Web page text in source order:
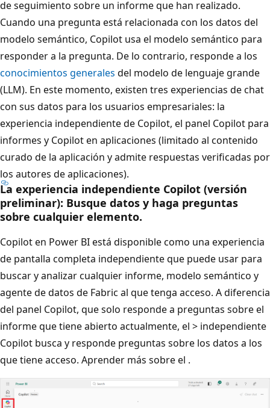
de seguimiento sobre un informe que han realizado.
Cuando una pregunta está relacionada con los datos del
modelo semántico, Copilot usa el modelo semántico para
responder a la pregunta. De lo contrario, responde a los
conocimientos generales del modelo de lenguaje grande
(LLM). En este momento, existen tres experiencias de chat
con sus datos para los usuarios empresariales: la
experiencia independiente de Copilot, el panel Copilot para
informes y Copilot en aplicaciones (limitado al contenido
curado de la aplicación y admite respuestas verificadas por
los autores de aplicaciones).
La experiencia independiente Copilot (versión
preliminar): Busque datos y haga preguntas
sobre cualquier elemento.
Copilot en Power BI está disponible como una experiencia
de pantalla completa independiente que puede usar para
buscar y analizar cualquier informe, modelo semántico y
agente de datos de Fabric al que tenga acceso. A diferencia
del panel Copilot, que solo responde a preguntas sobre el
informe que tiene abierto actualmente, el > independiente
Copilot busca y responde preguntas sobre los datos a los
que tiene acceso. Aprender más sobre el .